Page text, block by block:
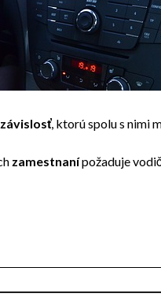
, ktorú spolu s nimi
zamestnanípožaduje